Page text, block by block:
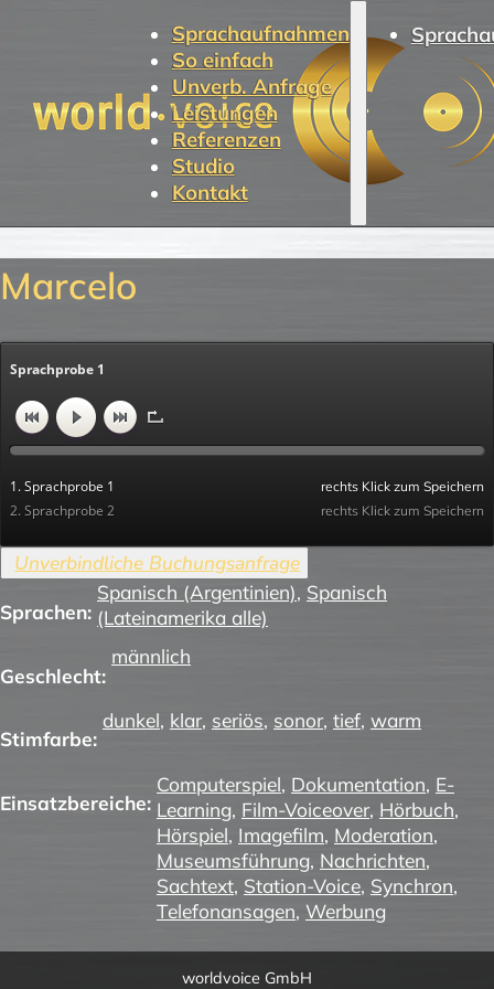
Sprachaufnahmen
So einfach
Unverb. Anfrage
Leistungen
Referenzen
Studio
Kontakt
Marcelo
Sprachprobe 1
1. Sprachprobe 1 rechts Klick zum Speichern
2. Sprachprobe 2 rechts Klick zum Speichern
Sprachen:
Spanisch (Argentinien), Spanisch
(Lateinamerika alle)
Geschlecht:
männlich
Stimfarbe:
dunkel, klar, seriös, sonor, tief, warm
Einsatzbereiche:
Computerspiel, Dokumentation, E-
Learning, Film-Voiceover, Hörbuch,
Hörspiel, Imagefilm, Moderation,
Museumsführung, Nachrichten,
Sachtext, Station-Voice, Synchron,
Telefonansagen, Werbung
worldvoice GmbH